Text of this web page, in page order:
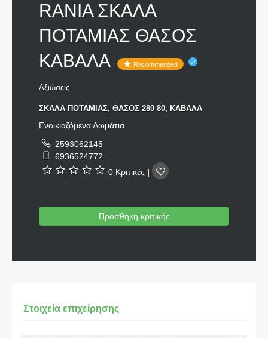
RANIA ΣΚΑΛΑ
ΠΟΤΑΜΙΑΣ ΘΑΣΟΣ
ΚΑΒΑΛΑ
Recommended
Αξιώσεις
ΣΚΑΛΑ ΠΟΤΑΜΙΑΣ, ΘΑΣΟΣ 280 80, ΚΑΒΑΛΑ
Ενοικιαζόμενα Δωμάτια
2593062145
6936524772
0 Κριτικές |
Προσθήκη κριτικής
Στοιχεία επιχείρησης